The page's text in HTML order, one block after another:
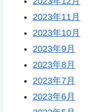
2023年11月
2023年10月
2023年9月
2023年8月
2023年7月
2023年6月